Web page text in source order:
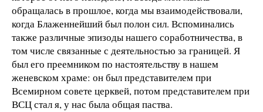
обращалась в прошлое, когда мы взаимодействовали,
когда Блаженнейший был полон сил. Вспоминались
также различные эпизоды нашего соработничества, в
том числе связанные с деятельностью за границей. Я
был его преемником по настоятельству в нашем
женевском храме: он был представителем при
Всемирном совете церквей, потом представителем при
ВСЦ стал я, у нас была общая паства.